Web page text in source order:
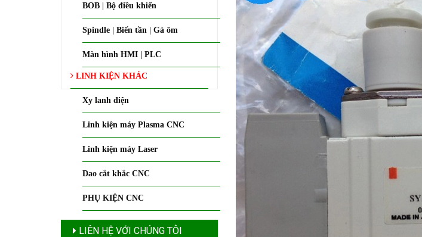
BOB | Bộ điều khiển
Spindle | Biến tần | Gá ôm
Màn hình HMI | PLC
LINH KIỆN KHÁC
Xy lanh điện
Linh kiện máy Plasma CNC
Linh kiện máy Laser
Dao cắt khắc CNC
PHỤ KIỆN CNC
LIÊN HỆ VỚI CHÚNG TÔI